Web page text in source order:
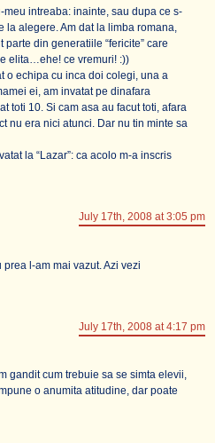
intreaba: inainte, sau dupa ce s-
la alegere. Am dat la limba romana,
din generatiile “fericite” care
elita…ehe! ce vremuri! :))
o echipa cu inca doi colegi, una a
ei, am invatat pe dinafara
toti 10. Si cam asa au facut toti, afara
nu era nici atunci. Dar nu tin minte sa
la “Lazar”: ca acolo m-a inscris
July 17th, 2008 at 3:05 pm
l-am mai vazut. Azi vezi
July 17th, 2008 at 4:17 pm
gandit cum trebuie sa se simta elevii,
o anumita atitudine, dar poate